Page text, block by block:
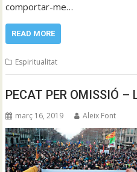
comportar-me…
READ MORE
Espiritualitat
PECAT PER OMISSIÓ –
març 16, 2019 Aleix Font